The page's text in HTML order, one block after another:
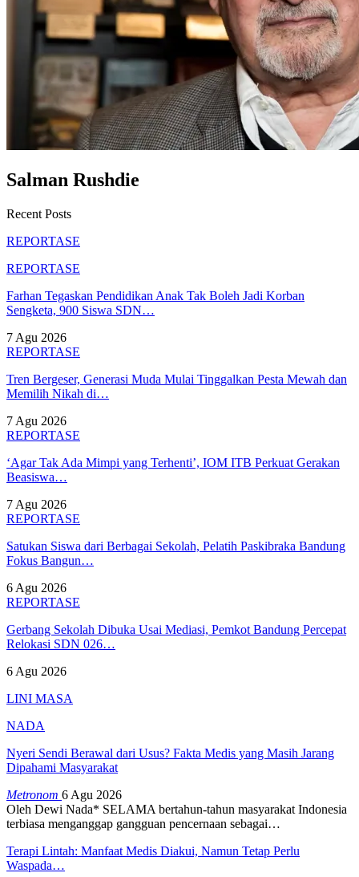
Salman Rushdie
Recent Posts
REPORTASE
REPORTASE
Farhan Tegaskan Pendidikan Anak Tak Boleh Jadi Korban
Sengketa, 900 Siswa SDN…
7 Agu 2026
REPORTASE
Tren Bergeser, Generasi Muda Mulai Tinggalkan Pesta Mewah dan
Memilih Nikah di…
7 Agu 2026
REPORTASE
‘Agar Tak Ada Mimpi yang Terhenti’, IOM ITB Perkuat Gerakan
Beasiswa…
7 Agu 2026
REPORTASE
Satukan Siswa dari Berbagai Sekolah, Pelatih Paskibraka Bandung
Fokus Bangun…
6 Agu 2026
REPORTASE
Gerbang Sekolah Dibuka Usai Mediasi, Pemkot Bandung Percepat
Relokasi SDN 026…
6 Agu 2026
LINI MASA
NADA
Nyeri Sendi Berawal dari Usus? Fakta Medis yang Masih Jarang
Dipahami Masyarakat
Metronom 6 Agu 2026
Oleh Dewi Nada* SELAMA bertahun-tahun masyarakat Indonesia
terbiasa menganggap gangguan pencernaan sebagai…
Terapi Lintah: Manfaat Medis Diakui, Namun Tetap Perlu
Waspada…